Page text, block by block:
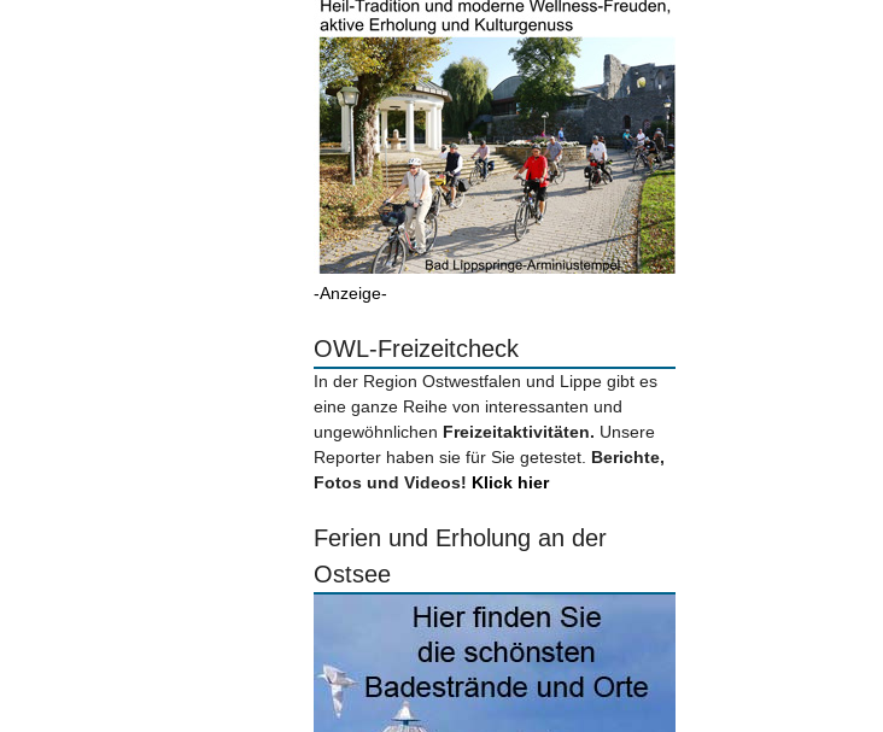
-Anzeige-
OWL-Freizeitcheck
In der Region Ostwestfalen und Lippe gibt es
eine ganze Reihe von interessanten und
ungewöhnlichen Freizeitaktivitäten. Unsere
Reporter haben sie für Sie getestet. Berichte,
Fotos und Videos! Klick hier
Ferien und Erholung an der
Ostsee